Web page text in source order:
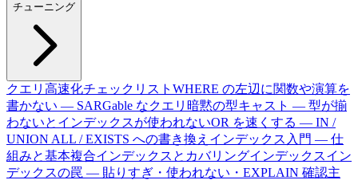
チューニング
クエリ高速化チェックリスト WHERE の左辺に関数や演算を
書かない — SARGable なクエリ 暗黙の型キャスト — 型が揃
わないとインデックスが使われないOR を速くする — IN /
UNION ALL / EXISTS への書き換え インデックス入門 — 仕
組みと基本複合インデックスとカバリングインデックスイン
デックスの罠 — 貼りすぎ・使われない・EXPLAIN 確認主